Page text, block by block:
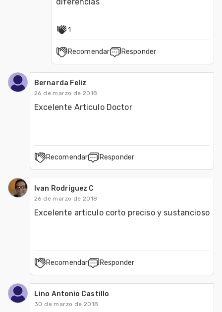
1
Recomendar Responder
Bernarda Feliz
26 de marzo de 2018
Excelente Articulo Doctor
Recomendar Responder
Ivan Rodriguez C
26 de marzo de 2018
Excelente articulo corto preciso y sustancioso
Recomendar Responder
Lino Antonio Castillo
30 de marzo de 2018